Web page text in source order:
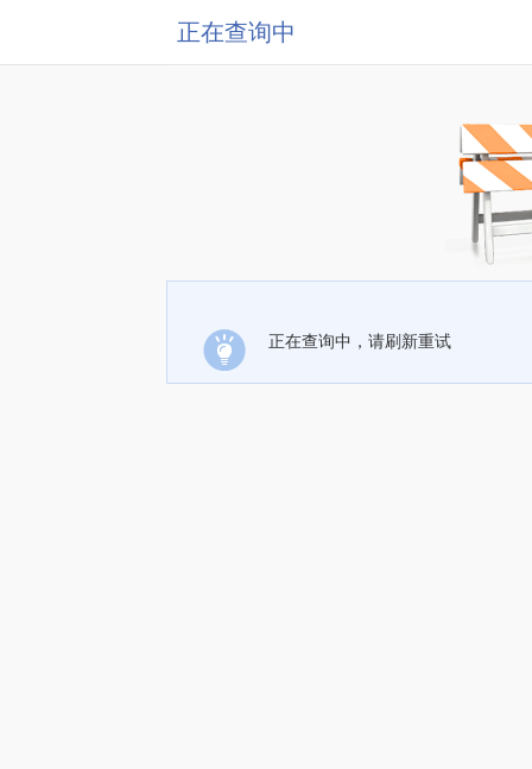
正在查询中
正在查询中，请刷新重试